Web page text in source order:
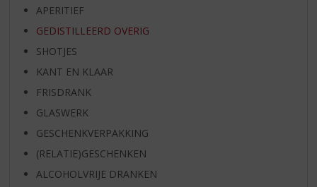
APERITIEF
GEDISTILLEERD OVERIG
SHOTJES
KANT EN KLAAR
FRISDRANK
GLASWERK
GESCHENKVERPAKKING
(RELATIE)GESCHENKEN
ALCOHOLVRIJE DRANKEN